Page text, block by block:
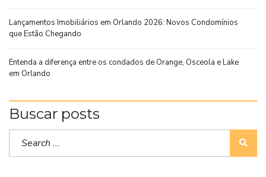
Lançamentos Imobiliários em Orlando 2026: Novos Condomínios
que Estão Chegando
Entenda a diferença entre os condados de Orange, Osceola e Lake
em Orlando
Buscar posts